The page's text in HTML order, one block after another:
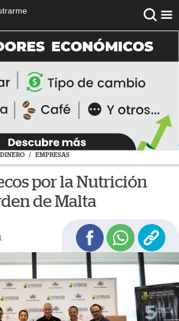
DINERO / EMPRESAS
por la Nutrición
de Malta